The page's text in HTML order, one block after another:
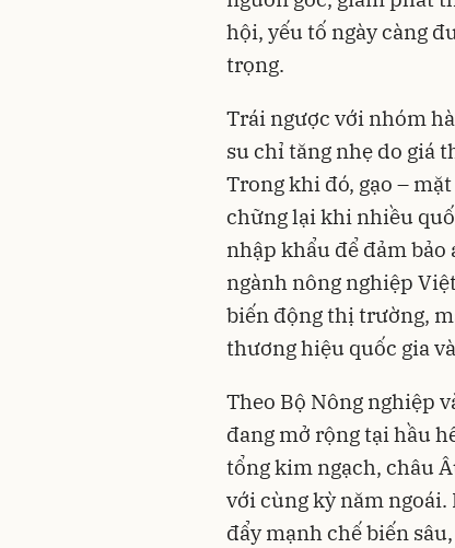
hội, yếu tố ngày càng
trọng.
Trái ngược với nhóm
su chỉ tăng nhẹ do giá
Trong khi đó, gạo –
chững lại khi nhiều
nhập khẩu để đảm
ngành nông nghiệp
biến động thị trường,
thương hiệu quốc gia
Theo Bộ Nông nghiệp
đang mở rộng tại hầu
tổng kim ngạch, châu
với cùng kỳ năm ngoái.
đẩy mạnh chế biến